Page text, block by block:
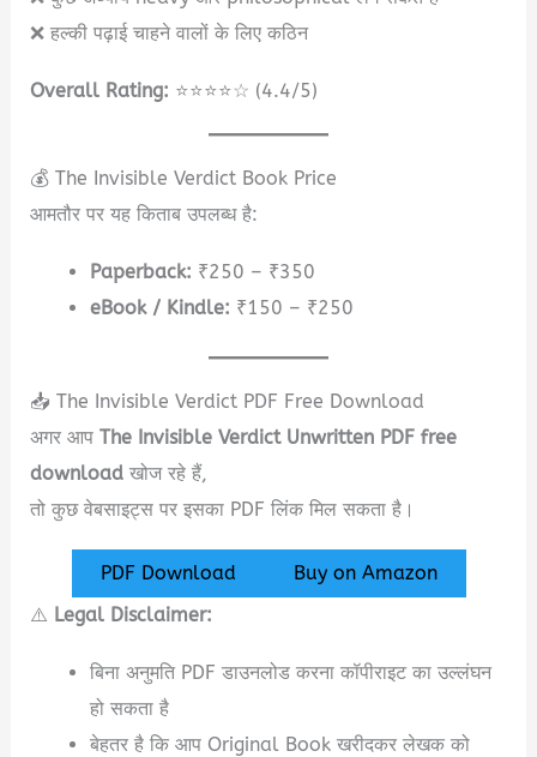
❌ हल्की पढ़ाई चाहने वालों के लिए कठिन
Overall Rating: ⭐⭐⭐⭐☆ (4.4/5)
💰 The Invisible Verdict Book Price
आमतौर पर यह किताब उपलब्ध है:
Paperback: ₹250 – ₹350
eBook / Kindle: ₹150 – ₹250
📥 The Invisible Verdict PDF Free Download
अगर आपThe Invisible Verdict Unwritten PDF free
download खोज रहे हैं,
तो कुछ वेबसाइट्स पर इसका PDF लिंक मिल सकता है।
PDF Download
Buy on Amazon
⚠️ Legal Disclaimer:
बिना अनुमति PDF डाउनलोड करना कॉपीराइट का उल्लंघन
हो सकता है
बेहतर है कि आप Original Book खरीदकर लेखक को